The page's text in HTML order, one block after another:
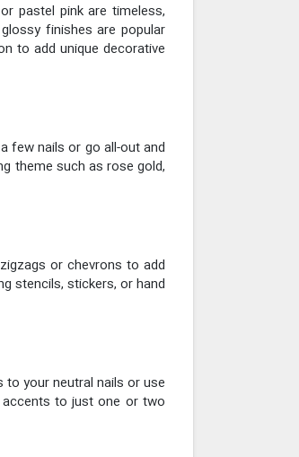
pastel pink are timeless,
finishes are popular
to add unique decorative
few nails or go all-out and
theme such as rose gold,
or chevrons to add
stencils, stickers, or hand
to your neutral nails or use
to just one or two